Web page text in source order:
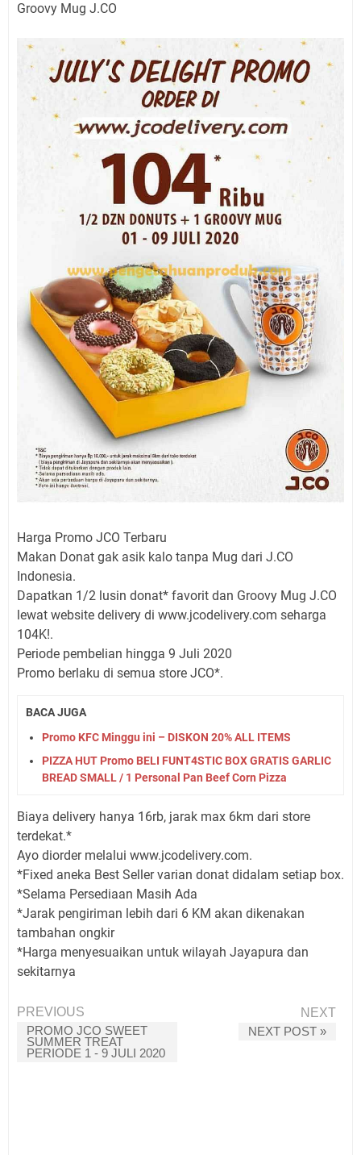
Groovy Mug J.CO
Harga Promo JCO Terbaru
Makan Donat gak asik kalo tanpa Mug dari J.CO
Indonesia.
Dapatkan 1/2 lusin donat* favorit dan Groovy Mug J.CO
lewat website delivery di www.jcodelivery.com seharga
104K!.
Periode pembelian hingga 9 Juli 2020
Promo berlaku di semua store JCO*.
BACA JUGA
Promo KFC Minggu ini – DISKON 20% ALL ITEMS
PIZZA HUT Promo BELI FUNT4STIC BOX GRATIS GARLIC
BREAD SMALL / 1 Personal Pan Beef Corn Pizza
Biaya delivery hanya 16rb, jarak max 6km dari store
terdekat.*
Ayo diorder melalui www.jcodelivery.com.
*Fixed aneka Best Seller varian donat didalam setiap box.
*Selama Persediaan Masih Ada
*Jarak pengiriman lebih dari 6 KM akan dikenakan
tambahan ongkir
*Harga menyesuaikan untuk wilayah Jayapura dan
sekitarnya
PREVIOUS
PROMO JCO SWEET
SUMMER TREAT
PERIODE 1 - 9 JULI 2020
NEXT
NEXT POST »